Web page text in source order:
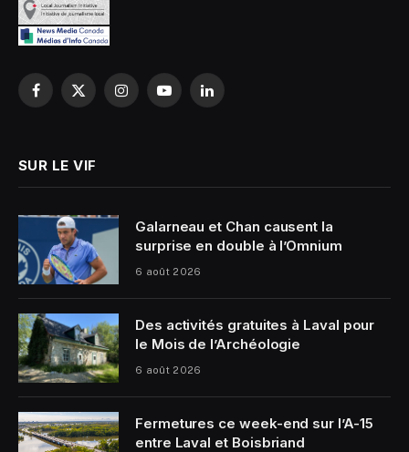
Facebook
X
InstagramYouTubeLinkedIn
SUR LE VIF
Galarneau et Chan causent la
surprise en double à l’Omnium
6 août 2026
Des activités gratuites à Laval pour
le Mois de l’Archéologie
6 août 2026
Fermetures ce week-end sur l’A-15
entre Laval et Boisbriand